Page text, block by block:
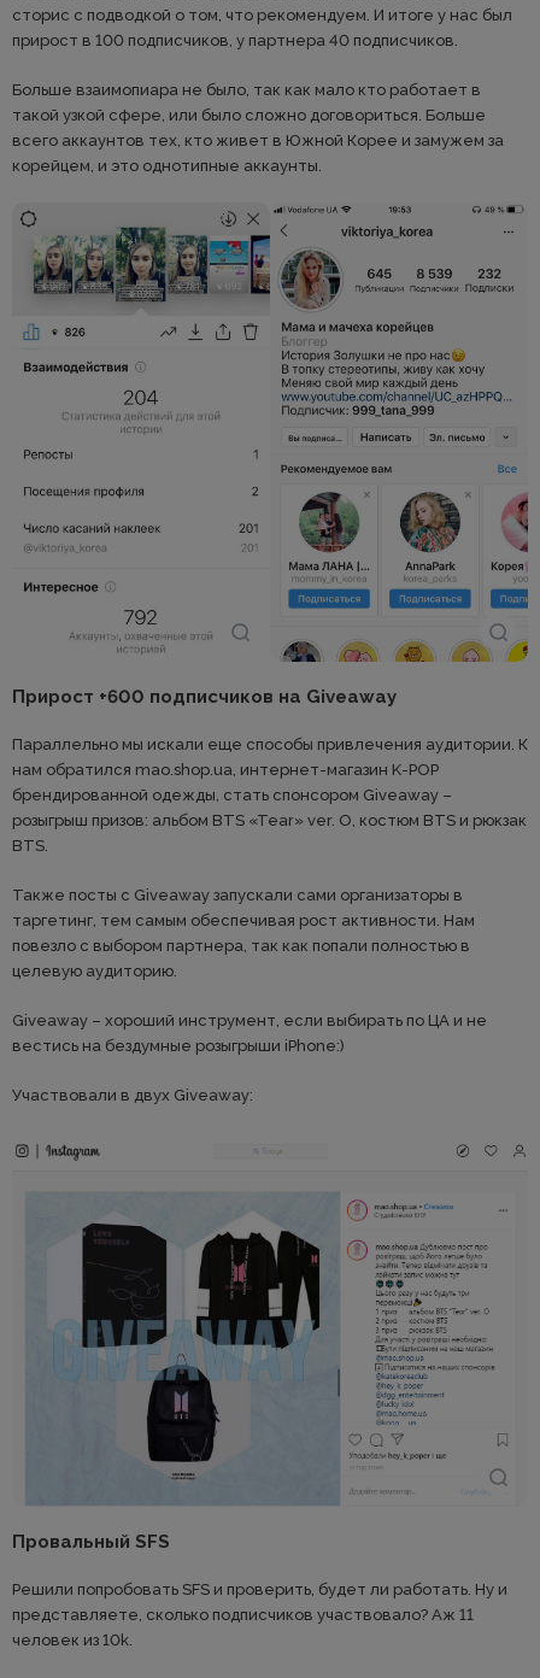
сторис с подводкой о том, что рекомендуем. И итоге у нас был
прирост в 100 подписчиков, у партнера 40 подписчиков.
Больше взаимопиара не было, так как мало кто работает в
такой узкой сфере, или было сложно договориться. Больше
всего аккаунтов тех, кто живет в Южной Корее и замужем за
корейцем, и это однотипные аккаунты.
Прирост +600 подписчиков на Giveaway
Параллельно мы искали еще способы привлечения аудитории. К
нам обратился mao.shop.ua, интернет-магазин K-POP
брендированной одежды, стать спонсором Giveaway –
розыгрыш призов: альбом BTS «Tear» ver. O, костюм BTS и рюкзак
BTS.
Также посты с Giveaway запускали сами организаторы в
таргетинг, тем самым обеспечивая рост активности. Нам
повезло с выбором партнера, так как попали полностью в
целевую аудиторию.
Giveaway – хороший инструмент, если выбирать по ЦА и не
вестись на бездумные розыгрыши iPhone:)
Участвовали в двух Giveaway:
Провальный SFS
Решили попробовать SFS и проверить, будет ли работать. Ну и
представляете, сколько подписчиков участвовало? Аж 11
человек из 10k.